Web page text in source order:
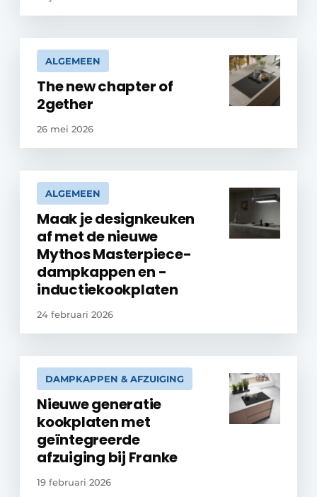
ALGEMEEN
The new chapter of
2gether
26 mei 2026
ALGEMEEN
Maak je designkeuken
af met de nieuwe
Mythos Masterpiece-
dampkappen en -
inductiekookplaten
24 februari 2026
DAMPKAPPEN & AFZUIGING
Nieuwe generatie
kookplaten met
geïntegreerde
afzuiging bij Franke
19 februari 2026